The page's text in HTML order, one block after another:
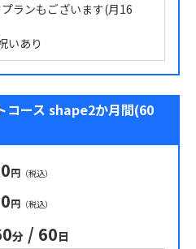
ランもございます(月16
いあり
コース shape2か月間(60
円 （税込）
円 （税込）
分 / 60日